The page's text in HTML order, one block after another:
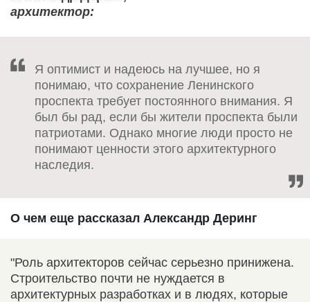
архитектор:
Я оптимист и надеюсь на лучшее, но я
понимаю, что сохранение Ленинского
проспекта требует постоянного внимания. Я
был бы рад, если бы жители проспекта были
патриотами. Однако многие люди просто не
понимают ценности этого архитектурного
наследия.
О чем еще рассказал Александр Деринг
"Роль архитекторов сейчас серьезно принижена.
Строительство почти не нуждается в
архитектурных разработках и в людях, которые